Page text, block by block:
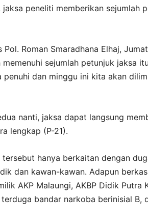
peneliti memberikan sejumlah
Pol. Roman Smaradhana Elhaj,
sejumlah petunjuk jaksa
penuhi dan minggu ini kita akan
nanti, jaksa dapat langsung
lengkap (P-21).
hanya berkaitan dengan
dan kawan-kawan. Adapun
AKP Malaungi, AKBP Didik Putra
bandar narkoba berinisial B,